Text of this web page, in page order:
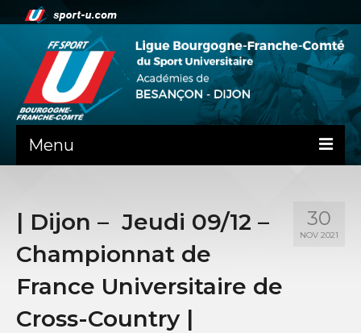
Menu
PRÉSENTATION
PEPS DIJON
ADMINISTRATIF
BESANÇON
30
NOV 2021
| Dijon – Jeudi 09/12 –
Championnat de
France Universitaire de
Cross-Country |